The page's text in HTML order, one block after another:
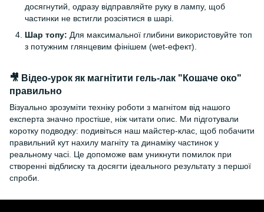
досягнутий, одразу відправляйте руку в лампу, щоб
частинки не встигли розсіятися в шарі.
Шар топу: Для максимальної глибини використовуйте топ
з потужним глянцевим фінішем (wet-ефект).
🎥 Відео-урок як магнітити гель-лак "Кошаче око"
правильно
Візуально зрозуміти техніку роботи з магнітом від нашого
експерта значно простіше, ніж читати опис. Ми підготували
коротку подводку: подивіться наш майстер-клас, щоб побачити
правильний кут нахилу магніту та динаміку частинок у
реальному часі. Це допоможе вам уникнути помилок при
створенні відблиску та досягти ідеального результату з першої
спроби.